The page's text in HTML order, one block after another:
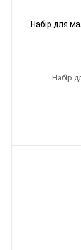
Набір для
Набір